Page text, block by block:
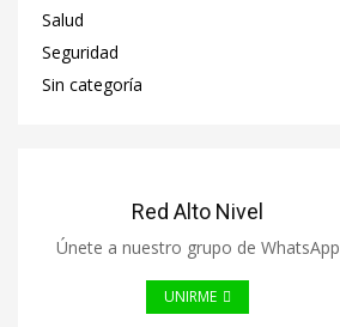
Salud
Seguridad
Sin categoría
Red Alto Nivel
Únete a nuestro grupo de WhatsApp
UNIRME